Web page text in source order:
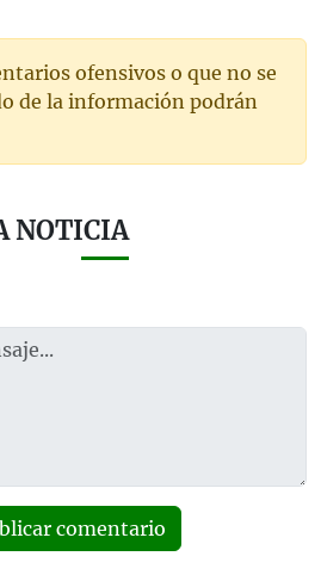
ofensivos o que no se
de la información podrán
NOTICIA
comentario